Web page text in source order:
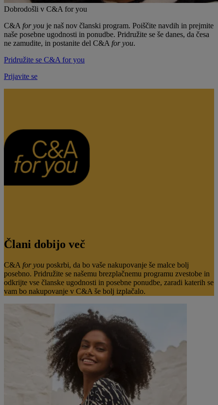
Dobrodošli v C&A for you
C&Afor you je naš nov članski program. Poiščite navdih in prejmite
naše posebne ugodnosti in ponudbe. Pridružite se še danes, da česa
ne zamudite, in postanite del C&Afor you.
Pridružite se C&A for you
Prijavite se
Člani dobijo več
C&A for you poskrbi, da bo vaše nakupovanje še malce bolj
posebno. Pridružite se našemu brezplačnemu programu zvestobe in
odkrijte vse članske ugodnosti in posebne ponudbe, zaradi katerih se
vam bo nakupovanje v C&A še bolj izplačalo.